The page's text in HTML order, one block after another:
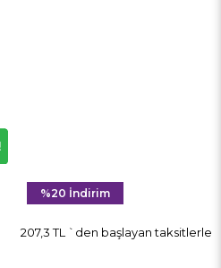
%20 İndirim
207,3 TL `den başlayan taksitlerle